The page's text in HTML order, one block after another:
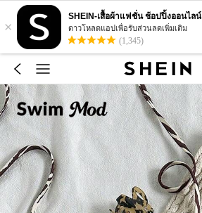
×
SHEIN-เสื้อผ้าแฟชั่น ช้อปปิ้งออนไลน์
ดาวโหลดแอปเพื่อรับส่วนลดเพิ่มเติม
(1,345)